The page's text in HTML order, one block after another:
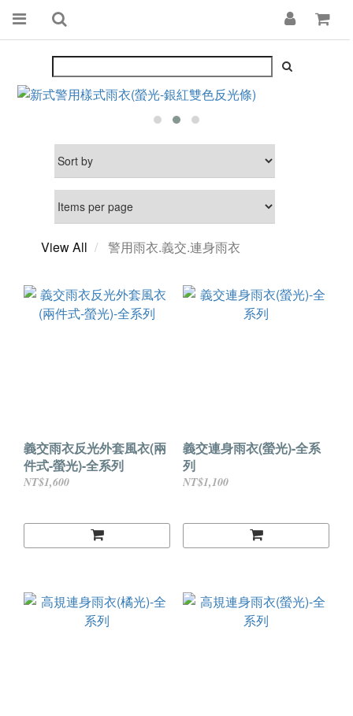
View All 警用雨衣.義交.連身雨衣
義交雨衣反光外套風衣(兩
件式-螢光)-全系列
NT$1,600
義交連身雨衣(螢光)-全系
列
NT$1,100